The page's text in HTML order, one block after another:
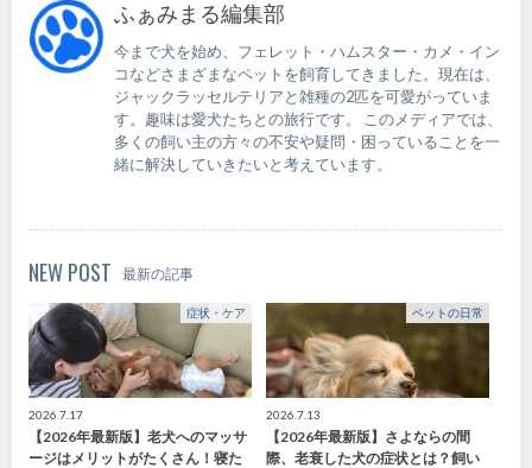
ふぁみまる編集部
今まで犬を始め、フェレット・ハムスター・カメ・イン
コなどさまざまなペットを飼育してきました。現在は、
ジャックラッセルテリアと雑種の2匹を可愛がっていま
す。趣味は愛犬たちとの旅行です。 このメディアでは、
多くの飼い主の方々の不安や疑問・困っていることを一
緒に解決していきたいと考えています。
NEW POST 最新の記事
症状・ケア
2026.7.17
【2026年最新版】老犬へのマッサ
ージはメリットがたくさん！寝た
ペットの日常
2026.7.13
【2026年最新版】さよならの間
際、老衰した犬の症状とは？飼い